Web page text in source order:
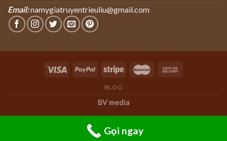
Email:namygiatruyentrieuliu@gmail.com
BLOG
BV media
Gọi ngay